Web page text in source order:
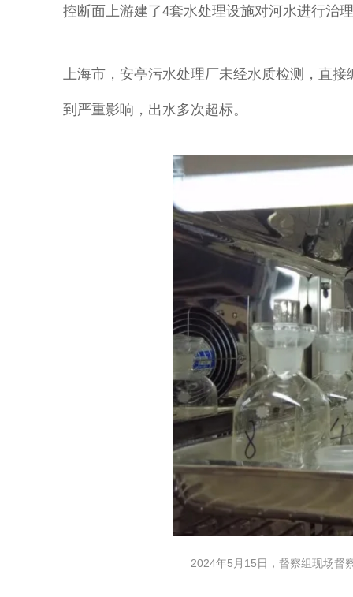
控断面上游建了4套水处理设施对河水进行治
上海市，安亭污水处理厂未经水质检测， 直接
到严重影响，出水多次超标。
2024年5月15日，督察组现场督